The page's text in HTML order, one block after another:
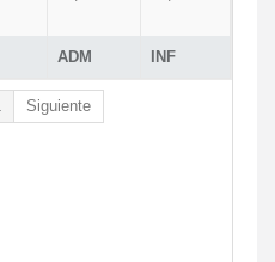
ADM INF
Siguiente